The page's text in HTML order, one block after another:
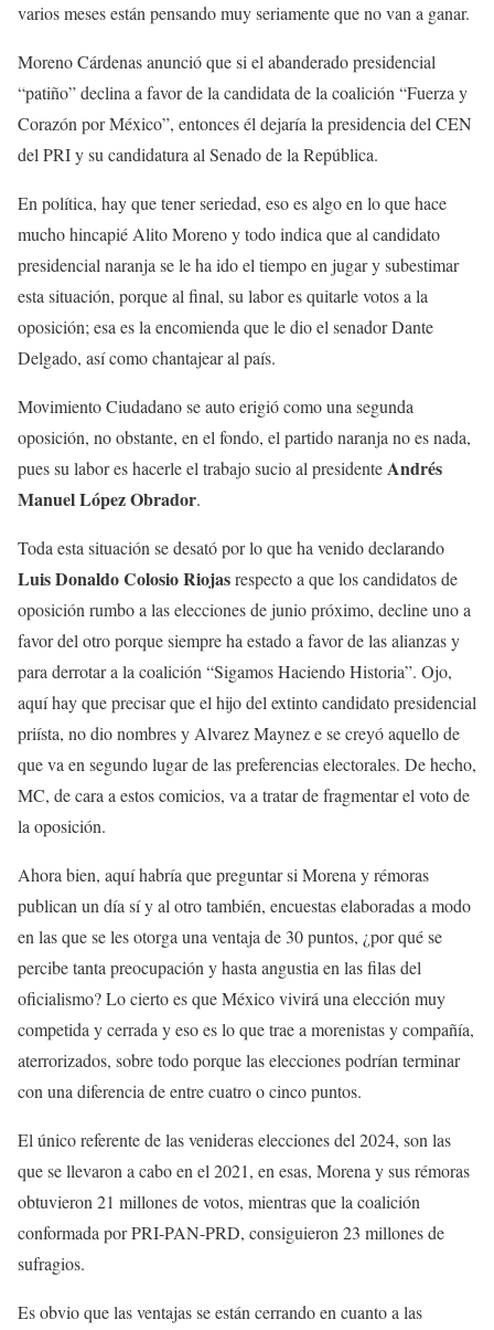
varios meses están pensando muy seriamente que no van a ganar.
Moreno Cárdenas anunció que si el abanderado presidencial
“patiño” declina a favor de la candidata de la coalición “Fuerza y
Corazón por México”, entonces él dejaría la presidencia del CEN
del PRI y su candidatura al Senado de la República.
En política, hay que tener seriedad, eso es algo en lo que hace
mucho hincapié Alito Moreno y todo indica que al candidato
presidencial naranja se le ha ido el tiempo en jugar y subestimar
esta situación, porque al final, su labor es quitarle votos a la
oposición; esa es la encomienda que le dio el senador Dante
Delgado, así como chantajear al país.
Movimiento Ciudadano se auto erigió como una segunda
oposición, no obstante, en el fondo, el partido naranja no es nada,
pues su labor es hacerle el trabajo sucio al presidenteAndrés
Manuel López Obrador.
Toda esta situación se desató por lo que ha venido declarando
Luis Donaldo Colosio Riojasrespecto a que los candidatos de
oposición rumbo a las elecciones de junio próximo, decline uno a
favor del otro porque siempre ha estado a favor de las alianzas y
para derrotar a la coalición “Sigamos Haciendo Historia”. Ojo,
aquí hay que precisar que el hijo del extinto candidato presidencial
priísta, no dio nombres y Alvarez Maynez e se creyó aquello de
que va en segundo lugar de las preferencias electorales. De hecho,
MC, de cara a estos comicios, va a tratar de fragmentar el voto de
la oposición.
Ahora bien, aquí habría que preguntar si Morena y rémoras
publican un día sí y al otro también, encuestas elaboradas a modo
en las que se les otorga una ventaja de 30 puntos, ¿por qué se
percibe tanta preocupación y hasta angustia en las filas del
oficialismo? Lo cierto es que México vivirá una elección muy
competida y cerrada y eso es lo que trae a morenistas y compañía,
aterrorizados, sobre todo porque las elecciones podrían terminar
con una diferencia de entre cuatro o cinco puntos.
El único referente de las venideras elecciones del 2024, son las
que se llevaron a cabo en el 2021, en esas, Morena y sus rémoras
obtuvieron 21 millones de votos, mientras que la coalición
conformada por PRI-PAN-PRD, consiguieron 23 millones de
sufragios.
Es obvio que las ventajas se están cerrando en cuanto a las